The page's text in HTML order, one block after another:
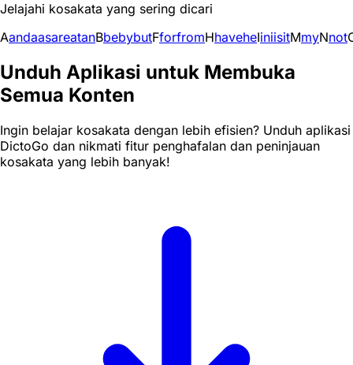
Jelajahi kosakata yang sering dicari
AandaasareatanBbebybutFforfromHhaveheIiniisitMmyNnot
Unduh Aplikasi untuk Membuka
Semua Konten
Ingin belajar kosakata dengan lebih efisien? Unduh aplikasi
DictoGo dan nikmati fitur penghafalan dan peninjauan
kosakata yang lebih banyak!